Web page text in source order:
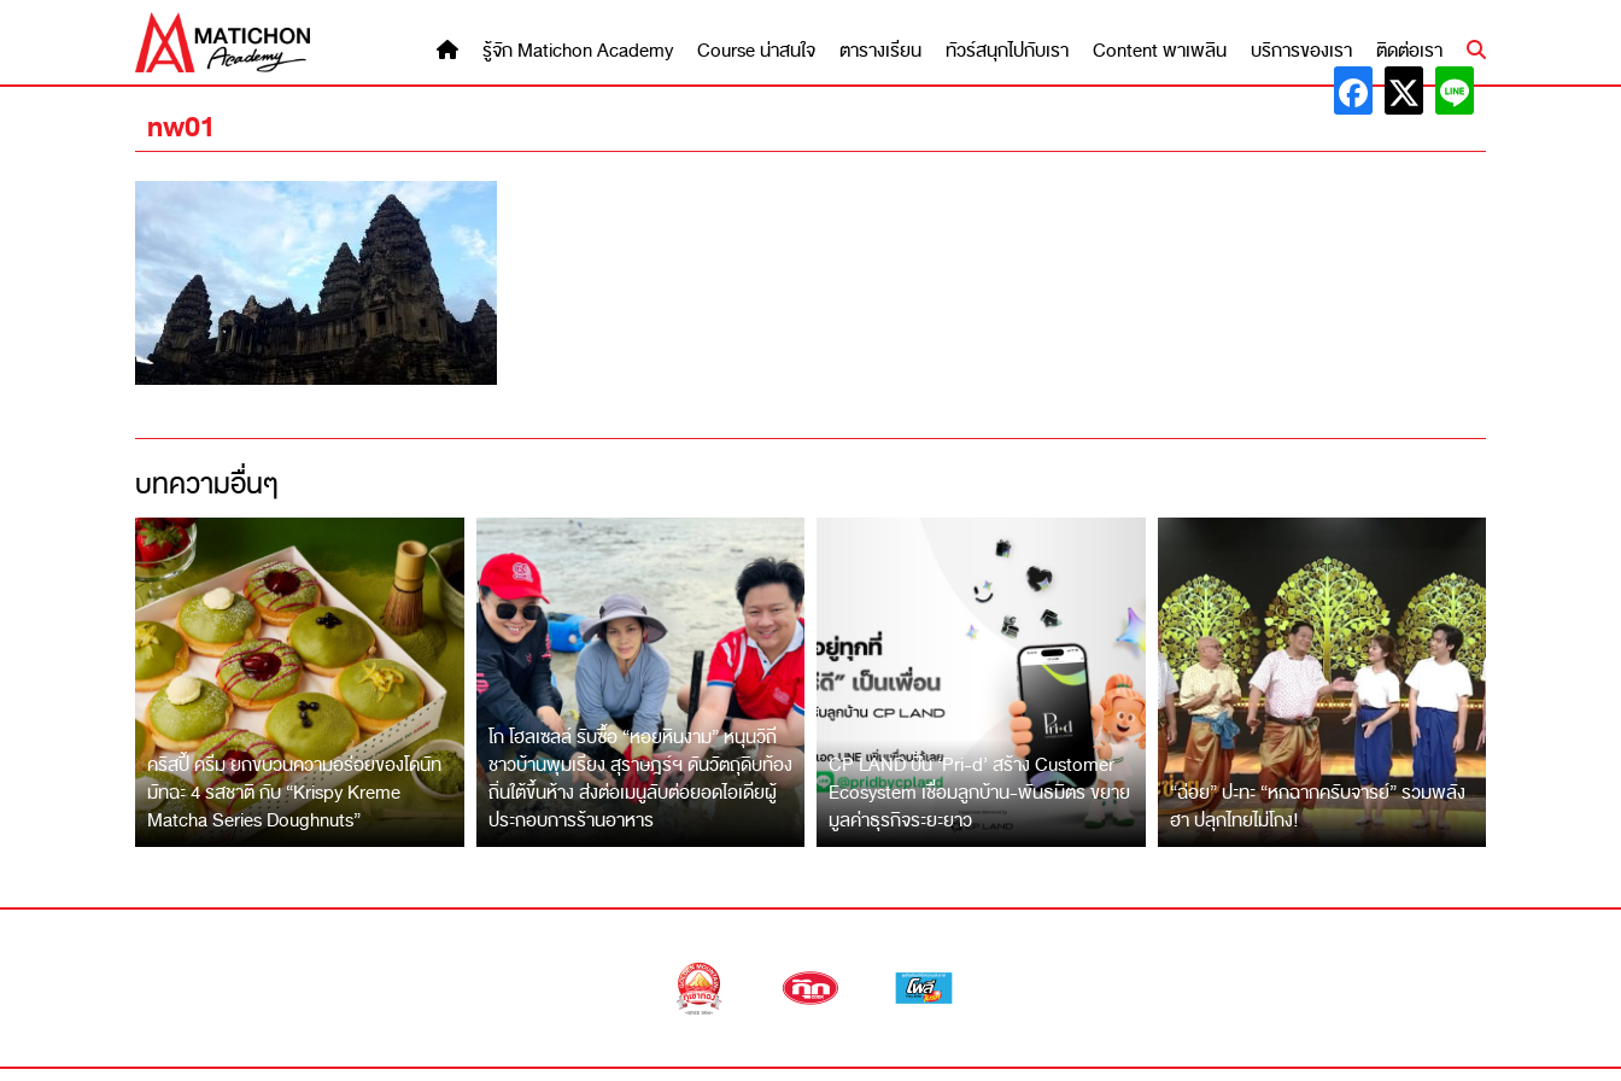
รู้จัก Matichon Academy Course น่าสนใจ ตารางเรียน ทัวร์สนุกไปกับเรา Content พาเพลิน บริการของเรา ติดต่อเรา
nw01
บทความอื่นๆ
คริสปี้ ครีม ยกขบวนความอร่อยของโดนัท
มัทฉะ 4 รสชาติ กับ “Krispy Kreme
Matcha Series Doughnuts”
โก โฮลเซลล์ รับซื้อ “หอยหินงาม” หนุนวิถี
ชาวบ้านพุมเรียง สุราษฎร์ฯ ดันวัตถุดิบท้อง
ถิ่นใต้ขึ้นห้าง ส่งต่อเมนูลับต่อยอดไอเดียผู้
ประกอบการร้านอาหาร
CP LAND ปั้น ‘Pri-d’ สร้าง Customer
Ecosystem เชื่อมลูกบ้าน-พันธมิตร ขยาย
มูลค่าธุรกิจระยะยาว
“ฉ่อย” ปะทะ “หกฉากครับจารย์” รวมพลัง
ฮา ปลุกไทยไม่โกง!